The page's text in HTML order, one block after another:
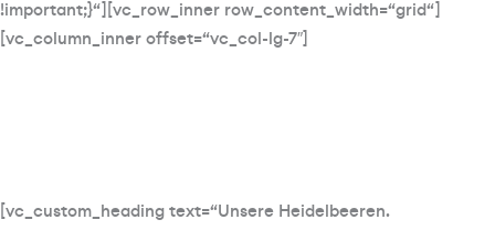
!important;}“][vc_row_inner row_content_width=“grid“]
[vc_column_inner offset=“vc_col-lg-7″]
[vc_custom_heading text=“Unsere Heidelbeeren.